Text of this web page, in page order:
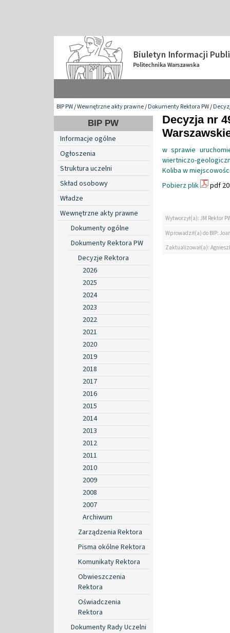
BIP PW/Wewnętrzne akty prawne/Dokumenty Rektora PW/
BIP PW
Informacje ogólne
Ogłoszenia
Struktura uczelni
Skład osobowy
Władze
Wewnętrzne akty prawne
Dokumenty ogólne
Dokumenty Rektora PW
Decyzje Rektora
2026
2025
2024
2023
2022
2021
2020
2019
2018
2017
2016
2015
2014
2013
2012
2011
2010
2009
2008
2007
Archiwum
Zarządzenia Rektora
Pisma okólne Rektora
Komunikaty Rektora
Obwieszczenia
Rektora
Oświadczenia
Rektora
Dokumenty Rady Uczelni
Decyzja nr
w sprawie
wiertniczo-
Koliba w
Pobierz plik
pdf
Wytworzył(a): JM Rektor
Wprowadził(a) do BIP:
Zaktualizował(a):